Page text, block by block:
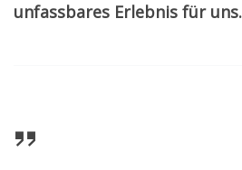
unfassbares Erlebnis für uns.